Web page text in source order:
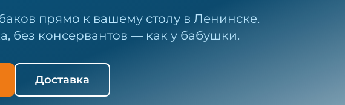
прямо к вашему столу в Ленинске.
без консервантов — как у бабушки.
Доставка